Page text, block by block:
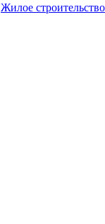
Жилое строительство